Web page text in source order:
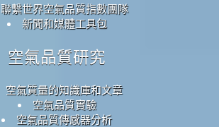
聯繫世界空氣品質指數團隊
新聞和媒體工具包
空氣品質研究
空氣質量的知識庫和文章
空氣品質實驗
空氣品質傳感器分析